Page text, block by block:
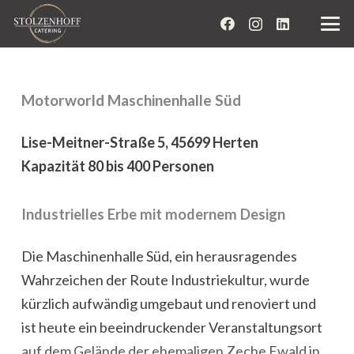
Motorworld Maschinenhalle Süd
Lise-Meitner-Straße 5, 45699 Herten
Kapazität 80 bis 400 Personen
Industrielles Erbe mit modernem Design
Die Maschinenhalle Süd, ein herausragendes
Wahrzeichen der Route Industriekultur, wurde
kürzlich aufwändig umgebaut und renoviert und
ist heute ein beeindruckender Veranstaltungsort